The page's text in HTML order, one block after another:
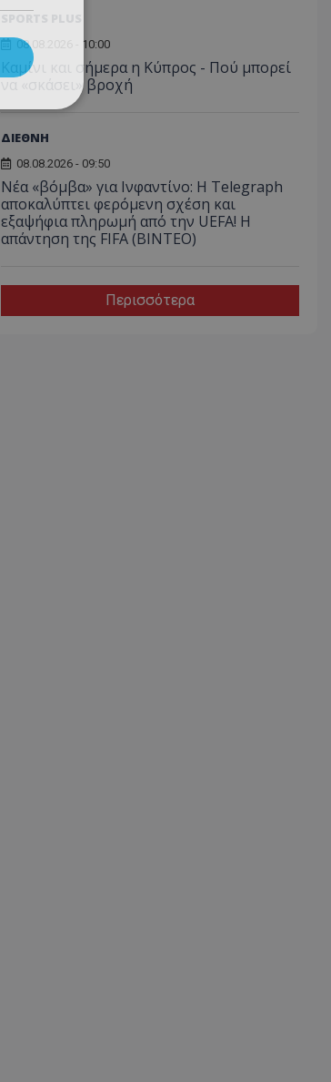
08.08.2026 - 10:00
Καμίνι και σήμερα η Κύπρος - Πού μπορεί
να «σκάσει» βροχή
ΔΙΕΘΝΗ
08.08.2026 - 09:50
Νέα «βόμβα» για Ινφαντίνο: Η Telegraph
αποκαλύπτει φερόμενη σχέση και
εξαψήφια πληρωμή από την UEFA! Η
απάντηση της FIFA (ΒΙΝΤΕΟ)
Περισσότερα